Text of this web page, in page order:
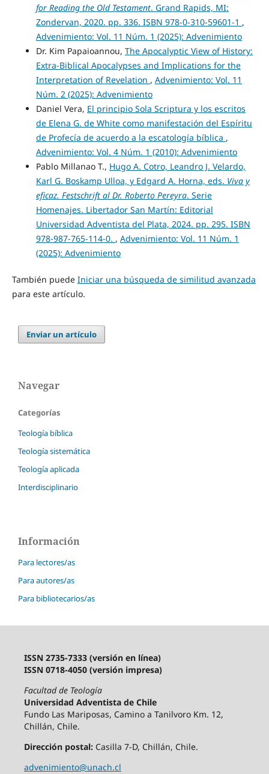
for Reading the Old Testament. Grand Rapids, MI:
Zondervan, 2020. pp. 336. ISBN 978-0-310-59601-1 ,
Advenimiento: Vol. 11 Núm. 1 (2025): Advenimiento
Dr. Kim Papaioannou, The Apocalyptic View of History:
Extra-Biblical Apocalypses and Implications for the
Interpretation of Revelation , Advenimiento: Vol. 11
Núm. 2 (2025): Advenimiento
Daniel Vera, El principio Sola Scriptura y los escritos
de Elena G. de White como manifestación del Espíritu
de Profecía de acuerdo a la escatología bíblica ,
Advenimiento: Vol. 4 Núm. 1 (2010): Advenimiento
Pablo Millanao T., Hugo A. Cotro, Leandro J. Velardo,
Karl G. Boskamp Ulloa, y Edgard A. Horna, eds. Viva y
eficaz. Festschrift al Dr. Roberto Pereyra. Serie
Homenajes. Libertador San Martín: Editorial
Universidad Adventista del Plata, 2024. pp. 295. ISBN
978-987-765-114-0. , Advenimiento: Vol. 11 Núm. 1
(2025): Advenimiento
También puede Iniciar una búsqueda de similitud avanzada
para este artículo.
Enviar un artículo
Navegar
Categorías
Teología bíblica
Teología sistemática
Teología aplicada
Interdisciplinario
Información
Para lectores/as
Para autores/as
Para bibliotecarios/as
ISSN 2735-7333 (versión en línea)
ISSN 0718-4050 (versión impresa)
Facultad de Teología
Universidad Adventista de Chile
Fundo Las Mariposas, Camino a Tanilvoro Km. 12,
Chillán, Chile.
Dirección postal:Casilla 7-D, Chillán, Chile.
advenimiento@unach.cl